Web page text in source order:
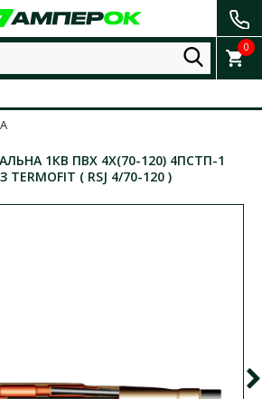
0
1КВ ПВХ 4Х(70-120) 4ПСТП-1
TERMOFIT ( RSJ 4/70-120 )